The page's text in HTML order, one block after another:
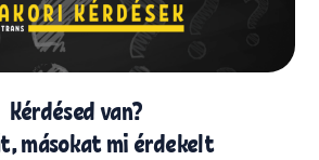
Kérdésed van?
másokat mi érdekelt